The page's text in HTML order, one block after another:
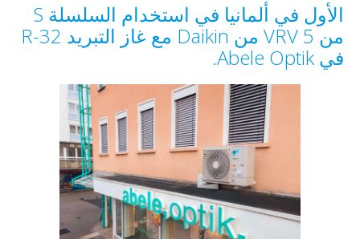
الأول في ألمانيا في استخدام السلسلة S
من VRV 5 من Daikin مع غاز التبريد R-32
في Abele Optik.